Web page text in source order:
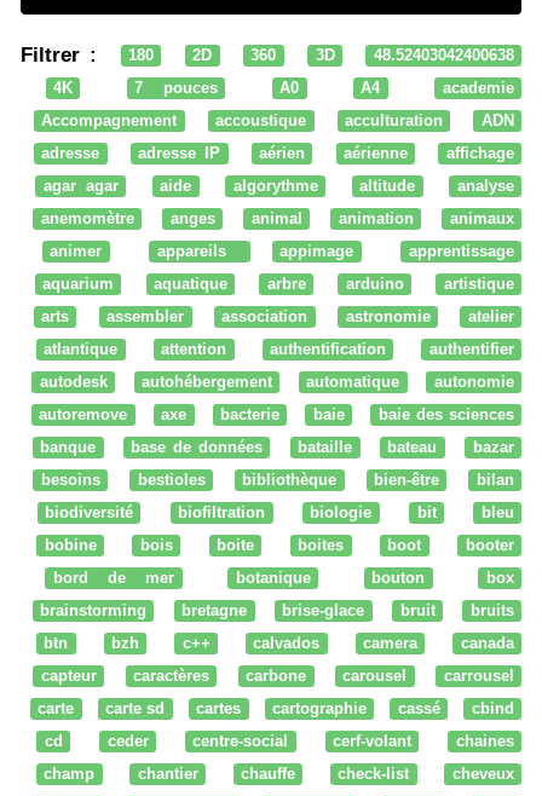
Filtrer : 180 2D 360 3D
48.52403042400638
4K
7 pouces A0 A4
academie
Accompagnement
accoustique acculturation
ADN
adresse
adresse IP aérien aérienne
affichage
agar agar
aide algorythme altitude
analyse
anemomètre
anges animal animation
animaux
animer
appareils appimage
apprentissage
aquarium
aquatique arbre arduino
artistique
arts
assembler association astronomie
atelier
atlantique
attention authentification
authentifier
autodesk
autohébergement automatique
autonomie
autoremove
axe bacterie baie
baie des sciences
banque
base de données bataille bateau
bazar
besoins
bestioles bibliothèque bien-être
bilan
biodiversité
biofiltration biologie bit
bleu
bobine
bois boite boites boot
booter
bord de mer
botanique bouton
box
brainstorming
bretagne brise-glace bruit
bruits
btn
bzh c++ calvados camera
canada
capteur
caractères carbone carousel
carrousel
carte
carte sd cartes cartographie cassé
cbind
cd
ceder centre-social cerf-volant
chaines
champ
chantier chauffe check-list
cheveux